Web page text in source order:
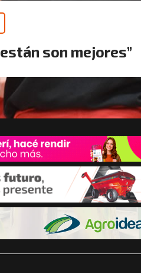
son mejores”